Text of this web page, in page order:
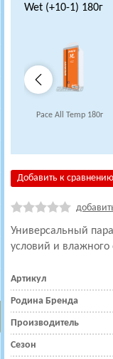
Wet (+10-1) 180г
Pace All Temp 180г
Добавить к сравнению
Универсальный
условий и влажного
Артикул
Родина Бренда
Производитель
Сезон